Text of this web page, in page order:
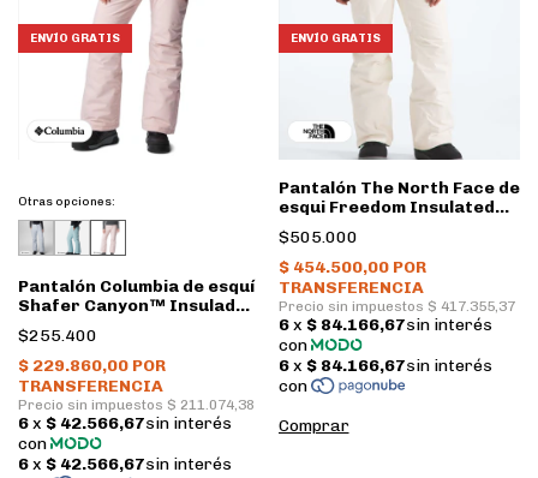
ENVÍO GRATIS
Otras opciones:
Pantalón Columbia de esquí
Shafer Canyon™ Insulado
Mujer • Dusty Pink
$255.400
ENVÍO GRATIS
Pantalón The North Face de
esqui Freedom Insulated
Mujer • White Dune
$505.000
Comprar